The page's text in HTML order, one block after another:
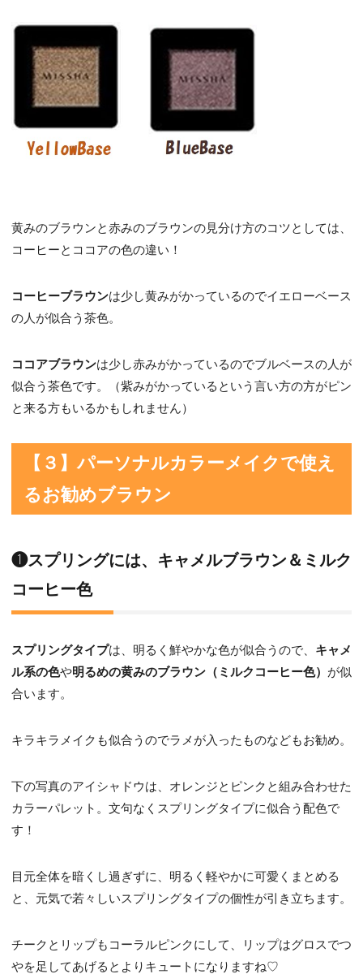
黄みのブラウンと赤みのブラウンの見分け方のコツとしては、
コーヒーとココアの色の違い！
コーヒーブラウンは少し黄みがかっているのでイエローベース
の人が似合う茶色。
ココアブラウンは少し赤みがかっているのでブルベースの人が
似合う茶色です。（紫みがかっているという言い方の方がピン
と来る方もいるかもしれません）
【３】パーソナルカラーメイクで使え
るお勧めブラウン
❶スプリングには、キャメルブラウン＆ミルク
コーヒー色
スプリングタイプは、明るく鮮やかな色が似合うので、 キャメ
ル系の色や明るめの黄みのブラウン（ミルクコーヒー色） が似
合います。
キラキラメイクも似合うのでラメが入ったものなどもお勧め。
下の写真のアイシャドウは、オレンジとピンクと組み合わせた
カラーパレット。文句なくスプリングタイプに似合う配色で
す！
目元全体を暗くし過ぎずに、明るく軽やかに可愛くまとめる
と、元気で若々しいスプリングタイプの個性が引き立ちます。
チークとリップもコーラルピンクにして、リップはグロスでつ
やを足してあげるとよりキュートになりますね♡